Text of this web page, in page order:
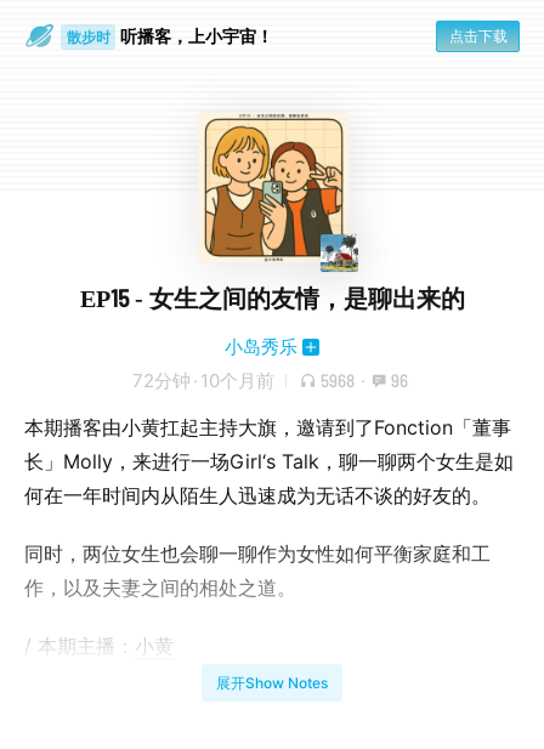
散步时 听播客，上小宇宙！ 点击下载
EP15 - 女生之间的友情，是聊出来的
小岛秀乐
72分钟 · 10个月前 5968 · 96
本期播客由小黄扛起主持大旗，邀请到了Fonction「董事
长」Molly，来进行一场Girl‘s Talk，聊一聊两个女生是如
何在一年时间内从陌生人迅速成为无话不谈的好友的。
同时，两位女生也会聊一聊作为女性如何平衡家庭和工
作，以及夫妻之间的相处之道。
/ 本期主播： 小黄
展开Show Notes